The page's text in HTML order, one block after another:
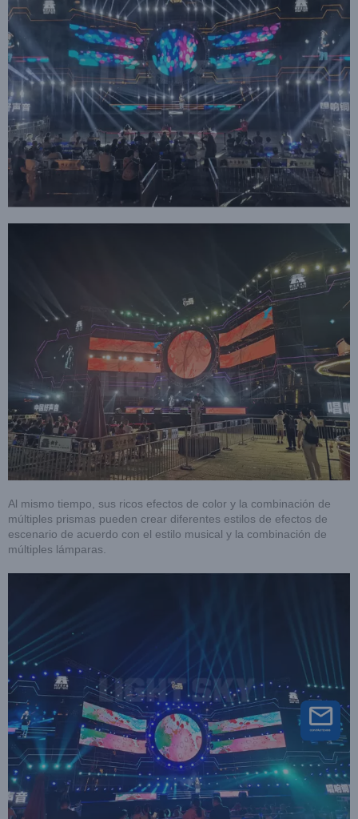
Al mismo tiempo, sus ricos efectos de color y la combinación de
múltiples prismas pueden crear diferentes estilos de efectos de
escenario de acuerdo con el estilo musical y la combinación de
múltiples lámparas.